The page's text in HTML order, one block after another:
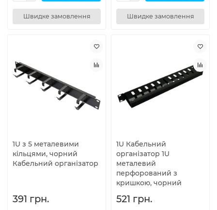
Швидке замовлення Швидке замовлення
1U з 5 металевими
кільцями, чорний
Кабельний організатор
391 грн.
1U Кабельний
організатор 1U
металевий
перфорований з
кришкою, чорний
521 грн.